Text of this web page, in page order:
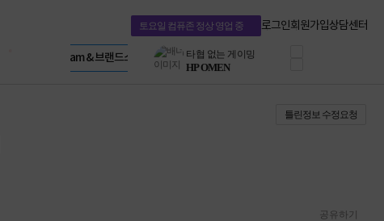
토요일 컴퓨존 정상 영업 중 로그인회원가입상담센터
LG gram & 브랜드스토어
Microsoft 브랜드스토어
Dell 구매 찬스
프로 에센셜
타협 없는 게이밍
HP OMEN
틀린정보 수정요청
공유하기